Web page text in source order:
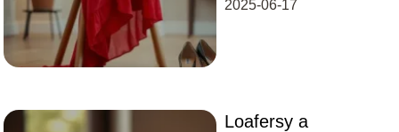
2025-06-17
Loafersy a